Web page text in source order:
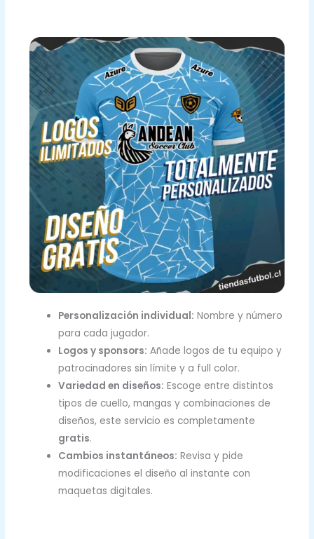
Personalización individual: Nombre y número
para cada jugador.
Logos y sponsors: Añade logos de tu equipo y
patrocinadores sin límite y a full color.
Variedad en diseños: Escoge entre distintos
tipos de cuello, mangas y combinaciones de
diseños, este servicio es completamente
gratis.
Cambios instantáneos: Revisa y pide
modificaciones el diseño al instante con
maquetas digitales.